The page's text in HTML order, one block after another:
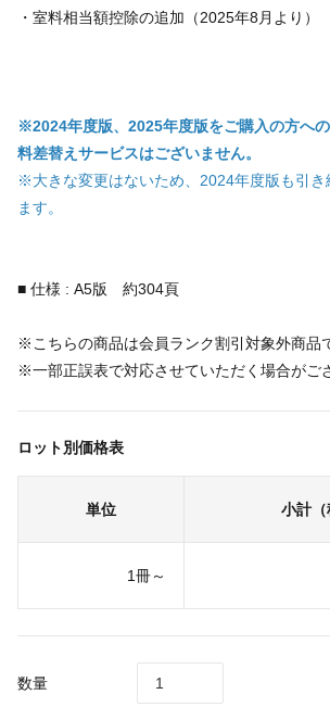
・室料相当額控除の追加（2025年8月より）
※2024年度版、2025年度版をご購入の方へ
料差替えサービスはございません。
※大きな変更はないため、2024年度版も引き
ます。
■ 仕様 : A5版 約304頁
※こちらの商品は会員ランク割引対象外商品
※一部正誤表で対応させていただく場合がご
ロット別価格表
単位 小計（
1冊～
数量